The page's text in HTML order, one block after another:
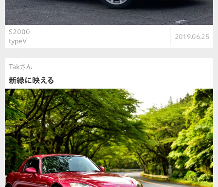
S2000
typeV
2019.06.25
Takさん
新緑に映える